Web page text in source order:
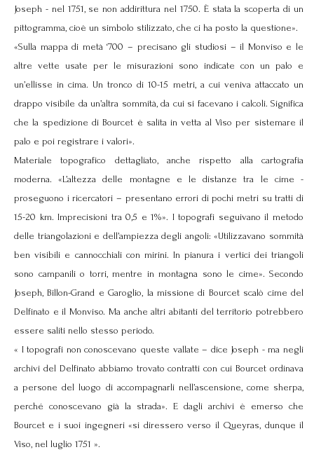
Joseph - nel 1751, se non addirittura nel 1750. È stata la scoperta di un
pittogramma, cioè un simbolo stilizzato, che ci ha posto la questione».
«Sulla mappa di metà ‘700 – precisano gli studiosi – il Monviso e le
altre vette usate per le misurazioni sono indicate con un palo e
un’ellisse in cima. Un tronco di 10-15 metri, a cui veniva attaccato un
drappo visibile da un’altra sommità, da cui si facevano i calcoli. Significa
che la spedizione di Bourcet è salita in vetta al Viso per sistemare il
palo e poi registrare i valori».
Materiale topografico dettagliato, anche rispetto alla cartografia
moderna. «L’altezza delle montagne e le distanze tra le cime -
proseguono i ricercatori – presentano errori di pochi metri su tratti di
15-20 km. Imprecisioni tra 0,5 e 1%». I topografi seguivano il metodo
delle triangolazioni e dell’ampiezza degli angoli: «Utilizzavano sommità
ben visibili e cannocchiali con mirini. In pianura i vertici dei triangoli
sono campanili o torri, mentre in montagna sono le cime». Secondo
Joseph, Billon-Grand e Garoglio, la missione di Bourcet scalò cime del
Delfinato e il Monviso. Ma anche altri abitanti del territorio potrebbero
essere saliti nello stesso periodo.
« I topografi non conoscevano queste vallate – dice Joseph - ma negli
archivi del Delfinato abbiamo trovato contratti con cui Bourcet ordinava
a persone del luogo di accompagnarli nell’ascensione, come sherpa,
perché conoscevano già la strada». E dagli archivi è emerso che
Bourcet e i suoi ingegneri «si diressero verso il Queyras, dunque il
Viso, nel luglio 1751 ».